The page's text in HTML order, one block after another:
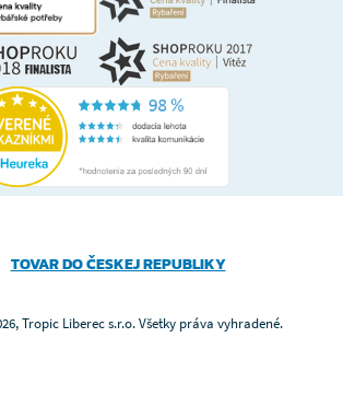
TOVAR DO ČESKEJ REPUBLIKY
Tropic Liberec s.r.o. Všetky práva vyhradené.